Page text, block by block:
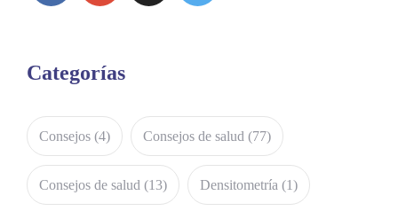
Categorías
Consejos (4) Consejos de salud (77)
Consejos de salud (13) Densitometría (1)